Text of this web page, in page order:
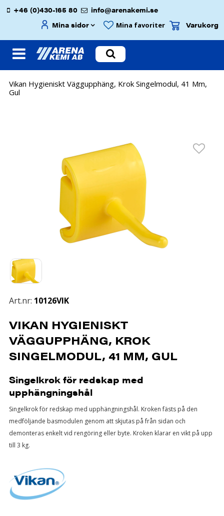
+46 (0)430-165 80
info@arenakemi.se
Mina sidor
Mina favoriter Varukorg
Vikan Hygieniskt Väggupphäng, Krok Singelmodul, 41 Mm,
Gul
Art.nr: 10126VIK
VIKAN HYGIENISKT
VÄGGUPPHÄNG, KROK
SINGELMODUL, 41 MM, GUL
Singelkrok för redskap med
upphängningshål
Singelkrok för redskap med upphängningshål. Kroken fästs på den
medföljande basmodulen genom att skjutas på från sidan och
demonteras enkelt vid rengöring eller byte. Kroken klarar en vikt på upp
till 3 kg.